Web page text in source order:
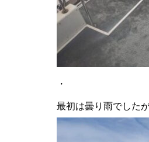
・
最初は曇り雨でした